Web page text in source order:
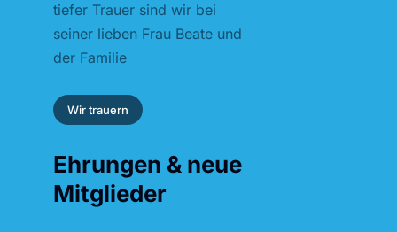
tiefer Trauer sind wir bei
seiner lieben Frau Beate und
der Familie
Wir trauern
Ehrungen & neue
Mitglieder